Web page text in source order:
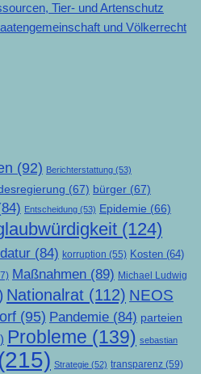
Tier- und Artenschutz
und Völkerrecht
(92) Berichterstattung (53)
(67) bürger (67)
Entscheidung (53) Epidemie (66)
(124)
(84) korruption (55) Kosten (64)
Maßnahmen (89) Michael Ludwig
Nationalrat (112) NEOS
orf (95) Pandemie (84) parteien
Probleme (139) sebastian
Strategie (52) transparenz (59)